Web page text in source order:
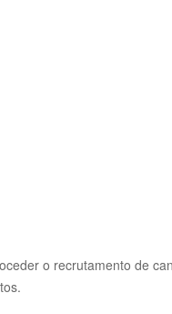
o recrutamento de